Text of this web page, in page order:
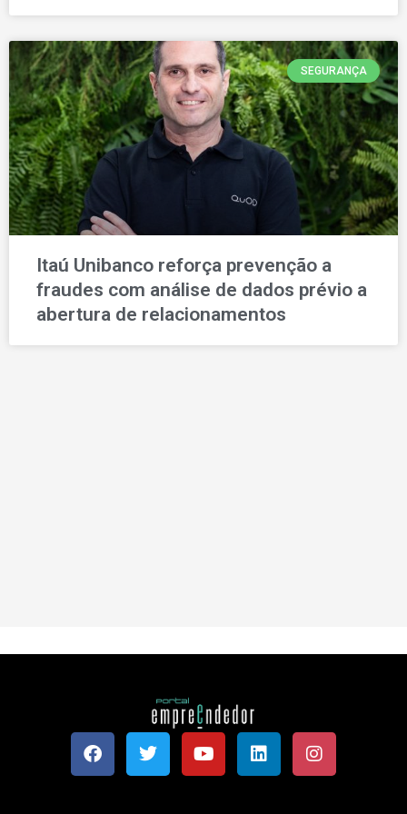
SEGURANÇA
Itaú Unibanco reforça prevenção a
fraudes com análise de dados prévio a
abertura de relacionamentos